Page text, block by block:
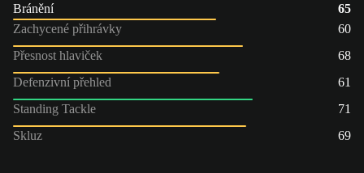
Bránění
65
Zachycené přihrávky
60
Přesnost hlaviček
68
Defenzivní přehled
61
Standing Tackle
71
Skluz
69